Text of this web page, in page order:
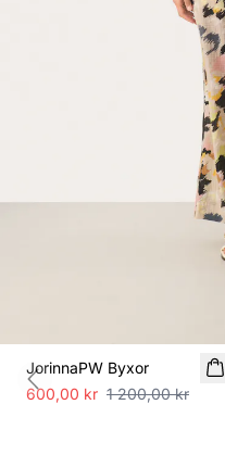
JorinnaPW Byxor
600,00 kr 1 200,00 kr
Previous slide